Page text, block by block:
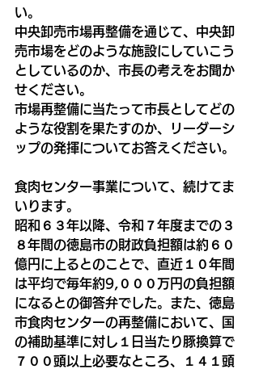
い。
中央卸売市場再整備を通じて、中央卸
売市場をどのような施設にしていこう
としているのか、市長の考えをお聞か
せください。
市場再整備に当たって市長としてどの
ような役割を果たすのか、リーダーシ
ップの発揮についてお答えください。
食肉センター事業について、続けてま
いります。
昭和６３年以降、令和７年度までの３
８年間の徳島市の財政負担額は約６０
億円に上るとのことで、直近１０年間
は平均で毎年約9,０００万円の負担額
になるとの御答弁でした。また、徳島
市食肉センターの再整備において、国
の補助基準に対し１日当たり豚換算で
７００頭以上必要なところ、１４１頭